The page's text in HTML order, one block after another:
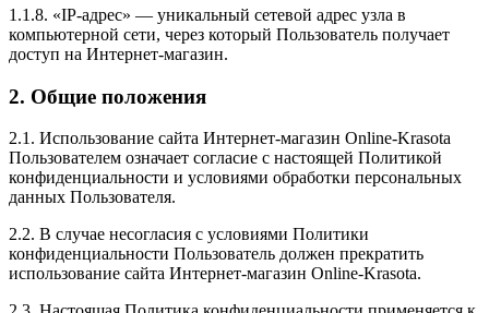
1.1.8. «IP-адрес» — уникальный сетевой адрес узла в
компьютерной сети, через который Пользователь получает
доступ на Интернет-магазин.
2. Общие положения
2.1. Использование сайта Интернет-магазин Online-Krasota
Пользователем означает согласие с настоящей Политикой
конфиденциальности и условиями обработки персональных
данных Пользователя.
2.2. В случае несогласия с условиями Политики
конфиденциальности Пользователь должен прекратить
использование сайта Интернет-магазин Online-Krasota.